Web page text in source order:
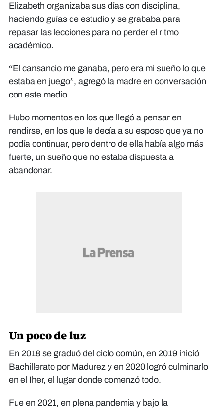
Elizabeth organizaba sus días con disciplina,
haciendo guías de estudio y se grababa para
repasar las lecciones para no perder el ritmo
académico.
“El cansancio me ganaba, pero era mi sueño lo que
estaba en juego”, agregó la madre en conversación
con este medio.
Hubo momentos en los que llegó a pensar en
rendirse, en los que le decía a su esposo que ya no
podía continuar, pero dentro de ella había algo más
fuerte, un sueño que no estaba dispuesta a
abandonar.
Un poco de luz
En 2018 se graduó del ciclo común, en 2019 inició
Bachillerato por Madurez y en 2020 logró culminarlo
en el Iher, el lugar donde comenzó todo.
Fue en 2021, en plena pandemia y bajo la